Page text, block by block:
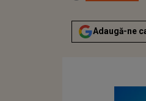
Adaugă-ne